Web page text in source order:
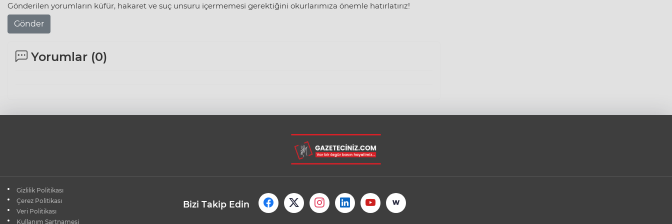
Gönderilen yorumların küfür, hakaret ve suç unsuru içermemesi gerektiğini okurlarımıza önemle hatırlatırız!
Gönder
Yorumlar (0)
Gizlilik Politikası
Çerez Politikası
Veri Politikası
Kullanım Şartnamesi
Bizi Takip Edin